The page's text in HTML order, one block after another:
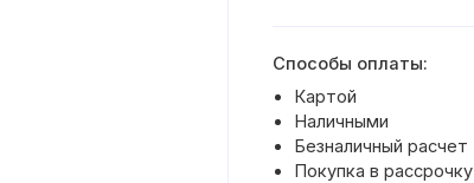
Способы оплаты:
Картой
Наличными
Безналичный расчет
Покупка в рассрочку